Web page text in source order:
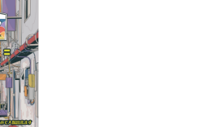
DISCOGRAPHY
GOODS
GOODS